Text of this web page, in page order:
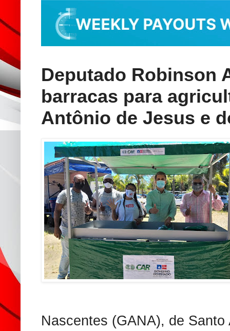
Deputado Robinson
barracas para
Antônio de Jesus e
Nascentes (GANA), de